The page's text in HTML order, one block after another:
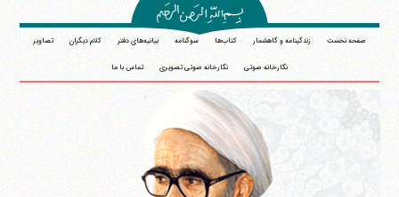
صفحه نخست زندگینامه و گاهشمار کتاب‌ها سوگنامه بیانیه‌های دفتر کلام دیگران تصاویر
نگارخانه صوتی نگارخانه صوتی تصویری تماس با ما